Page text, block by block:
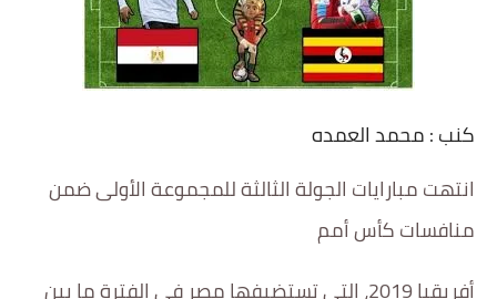
القليوبية
الجيزة
الدقهلية
أسيوط
كنب : محمد العمده
انتهت مبارايات الجولة الثالثة للمجموعة الأولى ضمن
منافسات كأس أمم
أفريقيا 2019، التي تستضيفها مصر في الفترة ما بين